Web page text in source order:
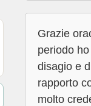
Grazie
periodo ho
disagio e
rapporto
molto